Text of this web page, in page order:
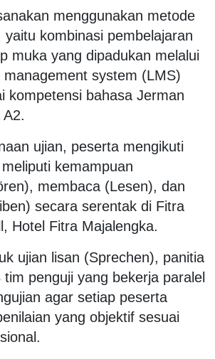
menggunakan metode
yaitu kombinasi pembelajaran
muka yang dipadukan melalui
system (LMS)
kompetensi bahasa Jerman
A2.
ujian, peserta mengikuti
kemampuan
membaca (Lesen), dan
secara serentak di Fitra
Hotel Fitra Majalengka.
ujian lisan (Sprechen), panitia
penguji yang bekerja paralel
agar setiap peserta
yang objektif sesuai